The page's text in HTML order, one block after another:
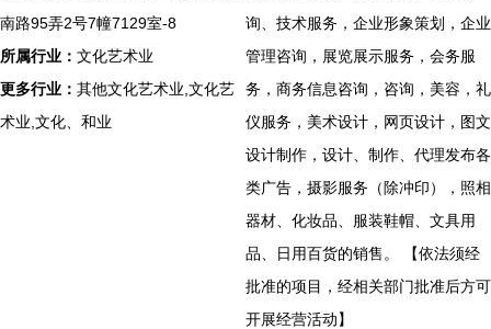
南路95弄2号7幢7129室-8
所属行业： 文化艺术业
更多行业： 其他文化艺术业,文化艺
术业,文化、和业
询、技术服务，企业形象策划，企业
管理咨询，展览展示服务，会务服
务，商务信息咨询，咨询，美容，礼
仪服务，美术设计，网页设计，图文
设计制作，设计、制作、代理发布各
类广告，摄影服务（除冲印），照相
器材、化妆品、服装鞋帽、文具用
品、日用百货的销售。 【依法须经
批准的项目，经相关部门批准后方可
开展经营活动】